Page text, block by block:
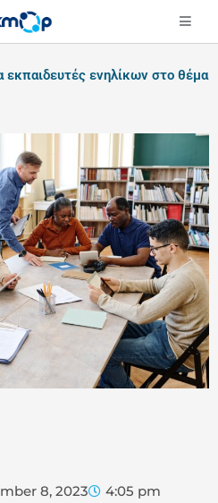
εκπαιδευτές ενηλίκων στο θέμα
8, 2023 4:05 pm